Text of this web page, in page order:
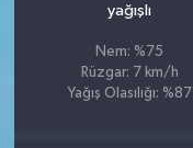
yağışlı
Nem: %75
Rüzgar: 7 km/h
Yağış Olasılığı: %87